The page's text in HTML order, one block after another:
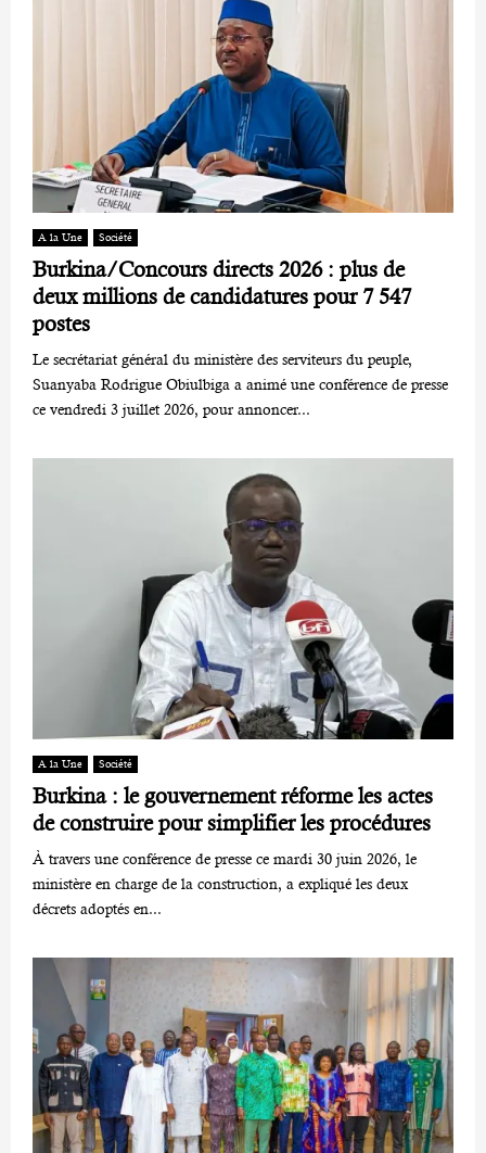
A la Une Société
Burkina/Concours directs 2026 : plus de
deux millions de candidatures pour 7 547
postes
Le secrétariat général du ministère des serviteurs du peuple,
Suanyaba Rodrigue Obiulbiga a animé une conférence de presse
ce vendredi 3 juillet 2026, pour annoncer...
A la Une Société
Burkina : le gouvernement réforme les actes
de construire pour simplifier les procédures
À travers une conférence de presse ce mardi 30 juin 2026, le
ministère en charge de la construction, a expliqué les deux
décrets adoptés en...